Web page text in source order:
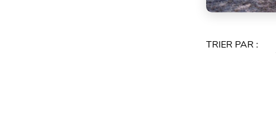
TRIER PAR :